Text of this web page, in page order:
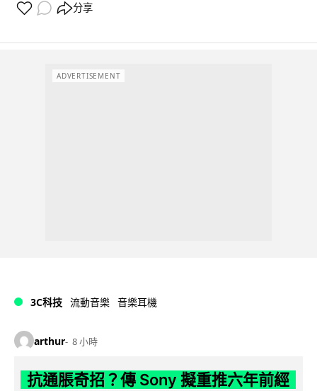
分享
ADVERTISEMENT
3C科技 流動音樂 音樂耳機
arthur 8 小時
抗通脹奇招？傳 Sony 擬重推六年前經